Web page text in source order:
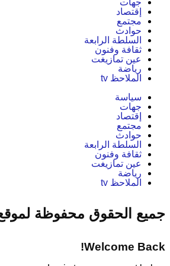
جهات
إقتصاد
مجتمع
حوادث
السلطة الرابعة
ثقافة وفنون
عين تمازيغت
رياضة
الملاحظ tv
سياسة
جهات
إقتصاد
مجتمع
حوادث
السلطة الرابعة
ثقافة وفنون
عين تمازيغت
رياضة
الملاحظ tv
جميع الحقوق محفوظة لموقع
Welcome Back!